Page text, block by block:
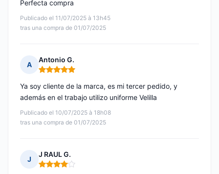
Publicado el 11/07/2025 à 13h45
tras una compra de 01/07/2025
Perfecta compra
A
Antonio G.
Nota: 5 de 5
Publicado el 10/07/2025 à 18h08
tras una compra de 01/07/2025
Ya soy cliente de la marca, es mi tercer pedido, y
además en el trabajo utilizo uniforme Velilla
J
J RAUL G.
Nota: 4 de 5